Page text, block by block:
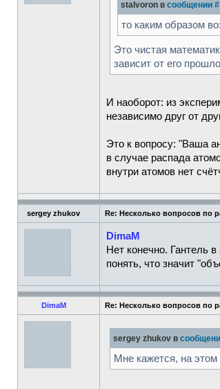
stalvoron в сообщении
то каким образом
Это чистая
зависит от его
И наоборот: из
независимо друг от
Это к вопросу: "Ваша
в случае распада
внутри атомов нет
sergey zhukov Re: Несколько вопросов по
DimaM
Нет конечно. Гантель
понять, что значит
DimaM Re: Несколько вопросов по
sergey zhukov в
Мне кажется, на этом